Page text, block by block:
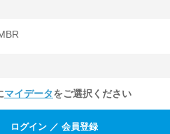
マイデータをご選択ください